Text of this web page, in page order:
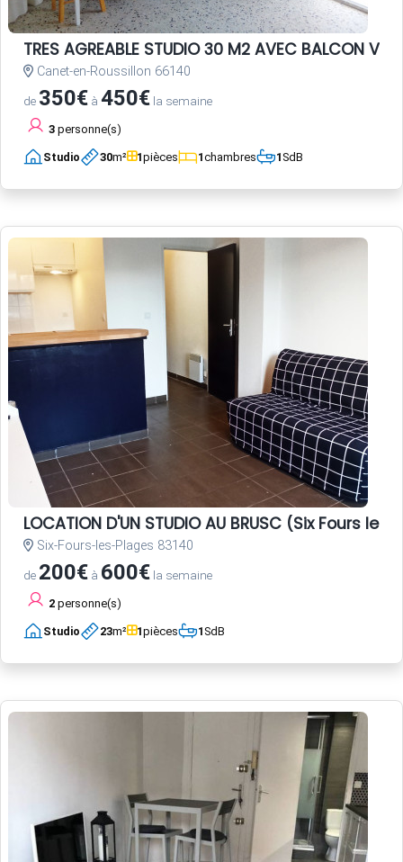
TRES AGREABLE STUDIO 30 M2 AVEC BALCON VUE
Canet-en-Roussillon 66140
de 350€ à 450€ la semaine
3 personne(s)
Studio 30m² 1pièces 1chambres 1SdB
LOCATION D'UN STUDIO AU BRUSC (Six Fours les
Six-Fours-les-Plages 83140
de 200€ à 600€ la semaine
2 personne(s)
Studio 23m² 1pièces 1SdB